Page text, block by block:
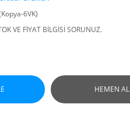
6VK)
VE FİYAT BİLGİSİ SORUNUZ.
HEMEN AL